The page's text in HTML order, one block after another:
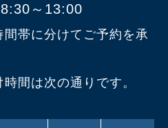
8:30～13:00
帯に分けてご予約を承
間は次の通りです。